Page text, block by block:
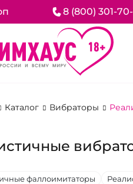
8 (800) 301-
Каталог Вибраторы
фаллоимитаторы